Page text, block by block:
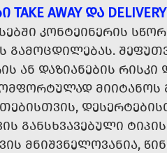
AWAY ᲓᲐ
ᲙᲝᲜᲢᲔᲘᲜᲔᲠᲘᲡ
ᲒᲐᲛᲝᲪᲓᲘᲚᲔᲑᲐᲡ.
ᲐᲜ ᲓᲐᲖᲘᲐᲜᲔᲑᲘᲡ
ᲛᲘᲘᲢᲐᲜᲝᲡ
ᲒᲐᲜᲡᲮᲕᲐᲕᲔᲑᲣᲚᲘ
ᲛᲜᲘᲨᲕᲜᲔᲚᲝᲕᲐᲜᲘᲐ,